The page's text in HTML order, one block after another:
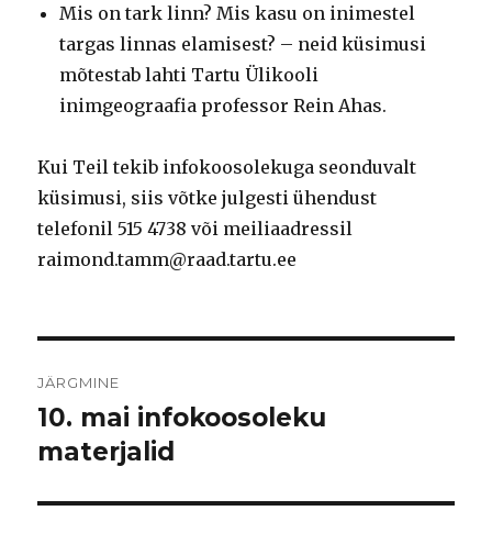
Mis on tark linn? Mis kasu on inimestel
targas linnas elamisest? – neid küsimusi
mõtestab lahti Tartu Ülikooli
inimgeograafia professor Rein Ahas.
Kui Teil tekib infokoosolekuga seonduvalt
küsimusi, siis võtke julgesti ühendust
telefonil 515 4738 või meiliaadressil
raimond.tamm@raad.tartu.ee
JÄRGMINE
Järgmine
postitus:
10. mai infokoosoleku
materjalid